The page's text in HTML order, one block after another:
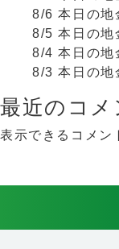
8/6 本日の地
8/5 本日の地
8/4 本日の地
8/3 本日の地
最近のコメ
表示できるコメン